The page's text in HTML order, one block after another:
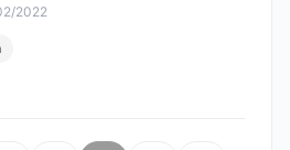
2022